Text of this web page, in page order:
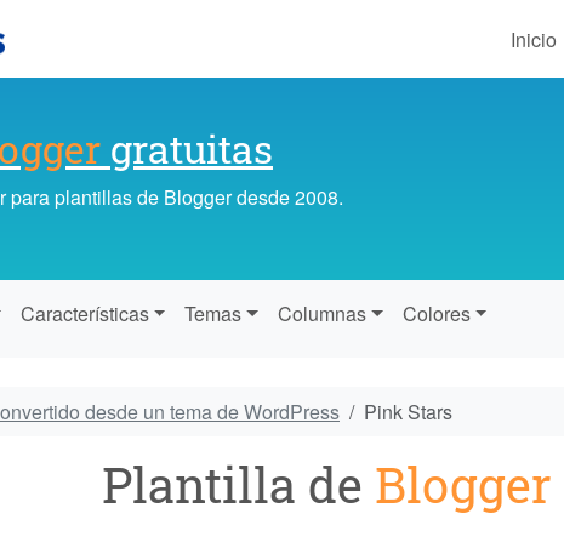
Inicio
gratuitas
para plantillas de Blogger desde 2008.
Características Temas Columnas Colores
desde un tema de WordPress Pink Stars
Plantilla de Blogger